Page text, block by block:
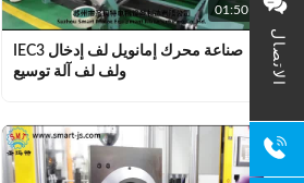
الاتصال
01:50
IEC3 صناعة محرك إمانويل لف إدخال
ولف لف آلة توسيع